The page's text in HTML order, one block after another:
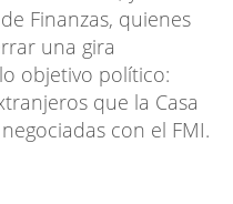
Finanzas, quienes
una gira
objetivo político:
que la Casa
con el FMI.